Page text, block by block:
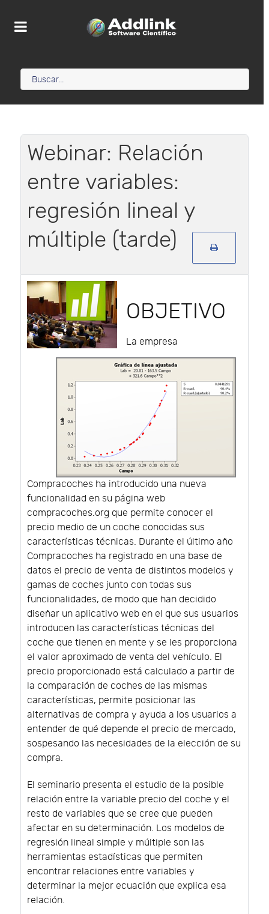
Webinar: Relación
entre variables:
regresión lineal y
múltiple (tarde)
OBJETIVO
La empresa
Compracoches ha introducido una nueva
funcionalidad en su página web
compracoches.org que permite conocer el
precio medio de un coche conocidas sus
características técnicas. Durante el último año
Compracoches ha registrado en una base de
datos el precio de venta de distintos modelos y
gamas de coches junto con todas sus
funcionalidades, de modo que han decidido
diseñar un aplicativo web en el que sus usuarios
introducen las características técnicas del
coche que tienen en mente y se les proporciona
el valor aproximado de venta del vehículo. El
precio proporcionado está calculado a partir de
la comparación de coches de las mismas
características, permite posicionar las
alternativas de compra y ayuda a los usuarios a
entender de qué depende el precio de mercado,
sospesando las necesidades de la elección de su
compra.
El seminario presenta el estudio de la posible
relación entre la variable precio del coche y el
resto de variables que se cree que pueden
afectar en su determinación. Los modelos de
regresión lineal simple y múltiple son las
herramientas estadísticas que permiten
encontrar relaciones entre variables y
determinar la mejor ecuación que explica esa
relación.